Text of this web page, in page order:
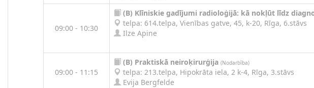
09:00 - 10:30
(B) Klīniskie gadījumi radioloģijā: kā nokļūt līdz
telpa: 614.telpa, Vienības gatve, 45, k-20, Rīga, 6.stāvs
Ilze Apine
09:00 - 11:15
(B) Praktiskā neiroķirurģija (Nodarbība)
telpa: 213.telpa, Hipokrāta iela, 2 k-4, Rīga, 3.stāvs
Evija Bergfelde